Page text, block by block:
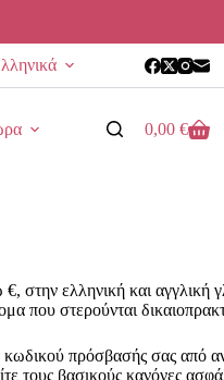
Καλάθι
0,00 €
€, στην ελληνική και
που στερούνται
κωδικού πρόσβασής σας από
τους βασικούς κανόνες